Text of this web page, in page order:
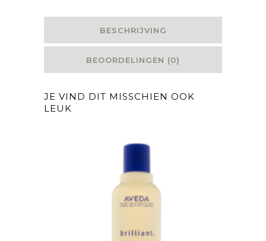
BESCHRIJVING
BEOORDELINGEN (0)
JE VIND DIT MISSCHIEN OOK
LEUK